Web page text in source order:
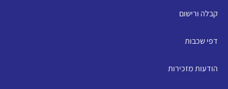
קבלה ורישום
דפי שכבות
הודעות מזכירות